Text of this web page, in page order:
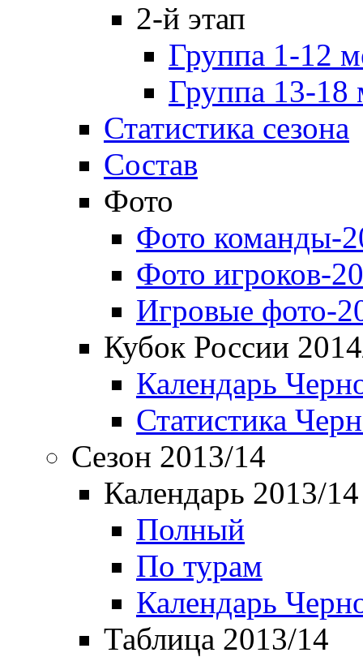
2-й этап
Группа 1-12
Группа 13-18
Статистика сезона
Состав
Фото
Фото команды-
Фото игроков-
Игровые фото-
Кубок России
Календарь
Статистика
Сезон 2013/14
Календарь 2013/14
Полный
По турам
Календарь
Таблица 2013/14